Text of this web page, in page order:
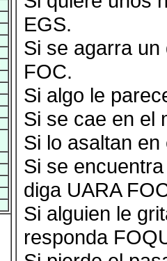
EGS.
Si se agarra un
FOC.
Si algo le
Si se cae en el
Si lo asaltan
Si se
diga UARA
Si alguien le
responda